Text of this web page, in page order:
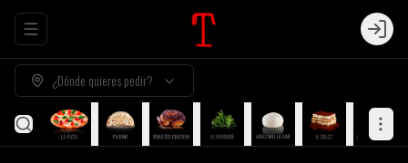
Abrir menu de navegación Login
¿Dónde quieres pedir?